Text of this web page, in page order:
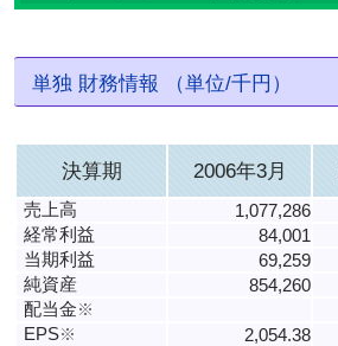
単独 財務情報 （単位/千円）
決算期 2006年3月
売上高 1,077,286
経常利益
84,001
当期利益
69,259
純資産
854,260
配当金※
EPS※ 2,054.38